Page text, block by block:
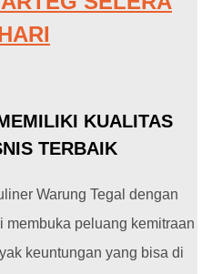
KUALITAS
TERBAIK
Warung Tegal dengan
membuka peluang kemitraan
keuntungan yang bisa di